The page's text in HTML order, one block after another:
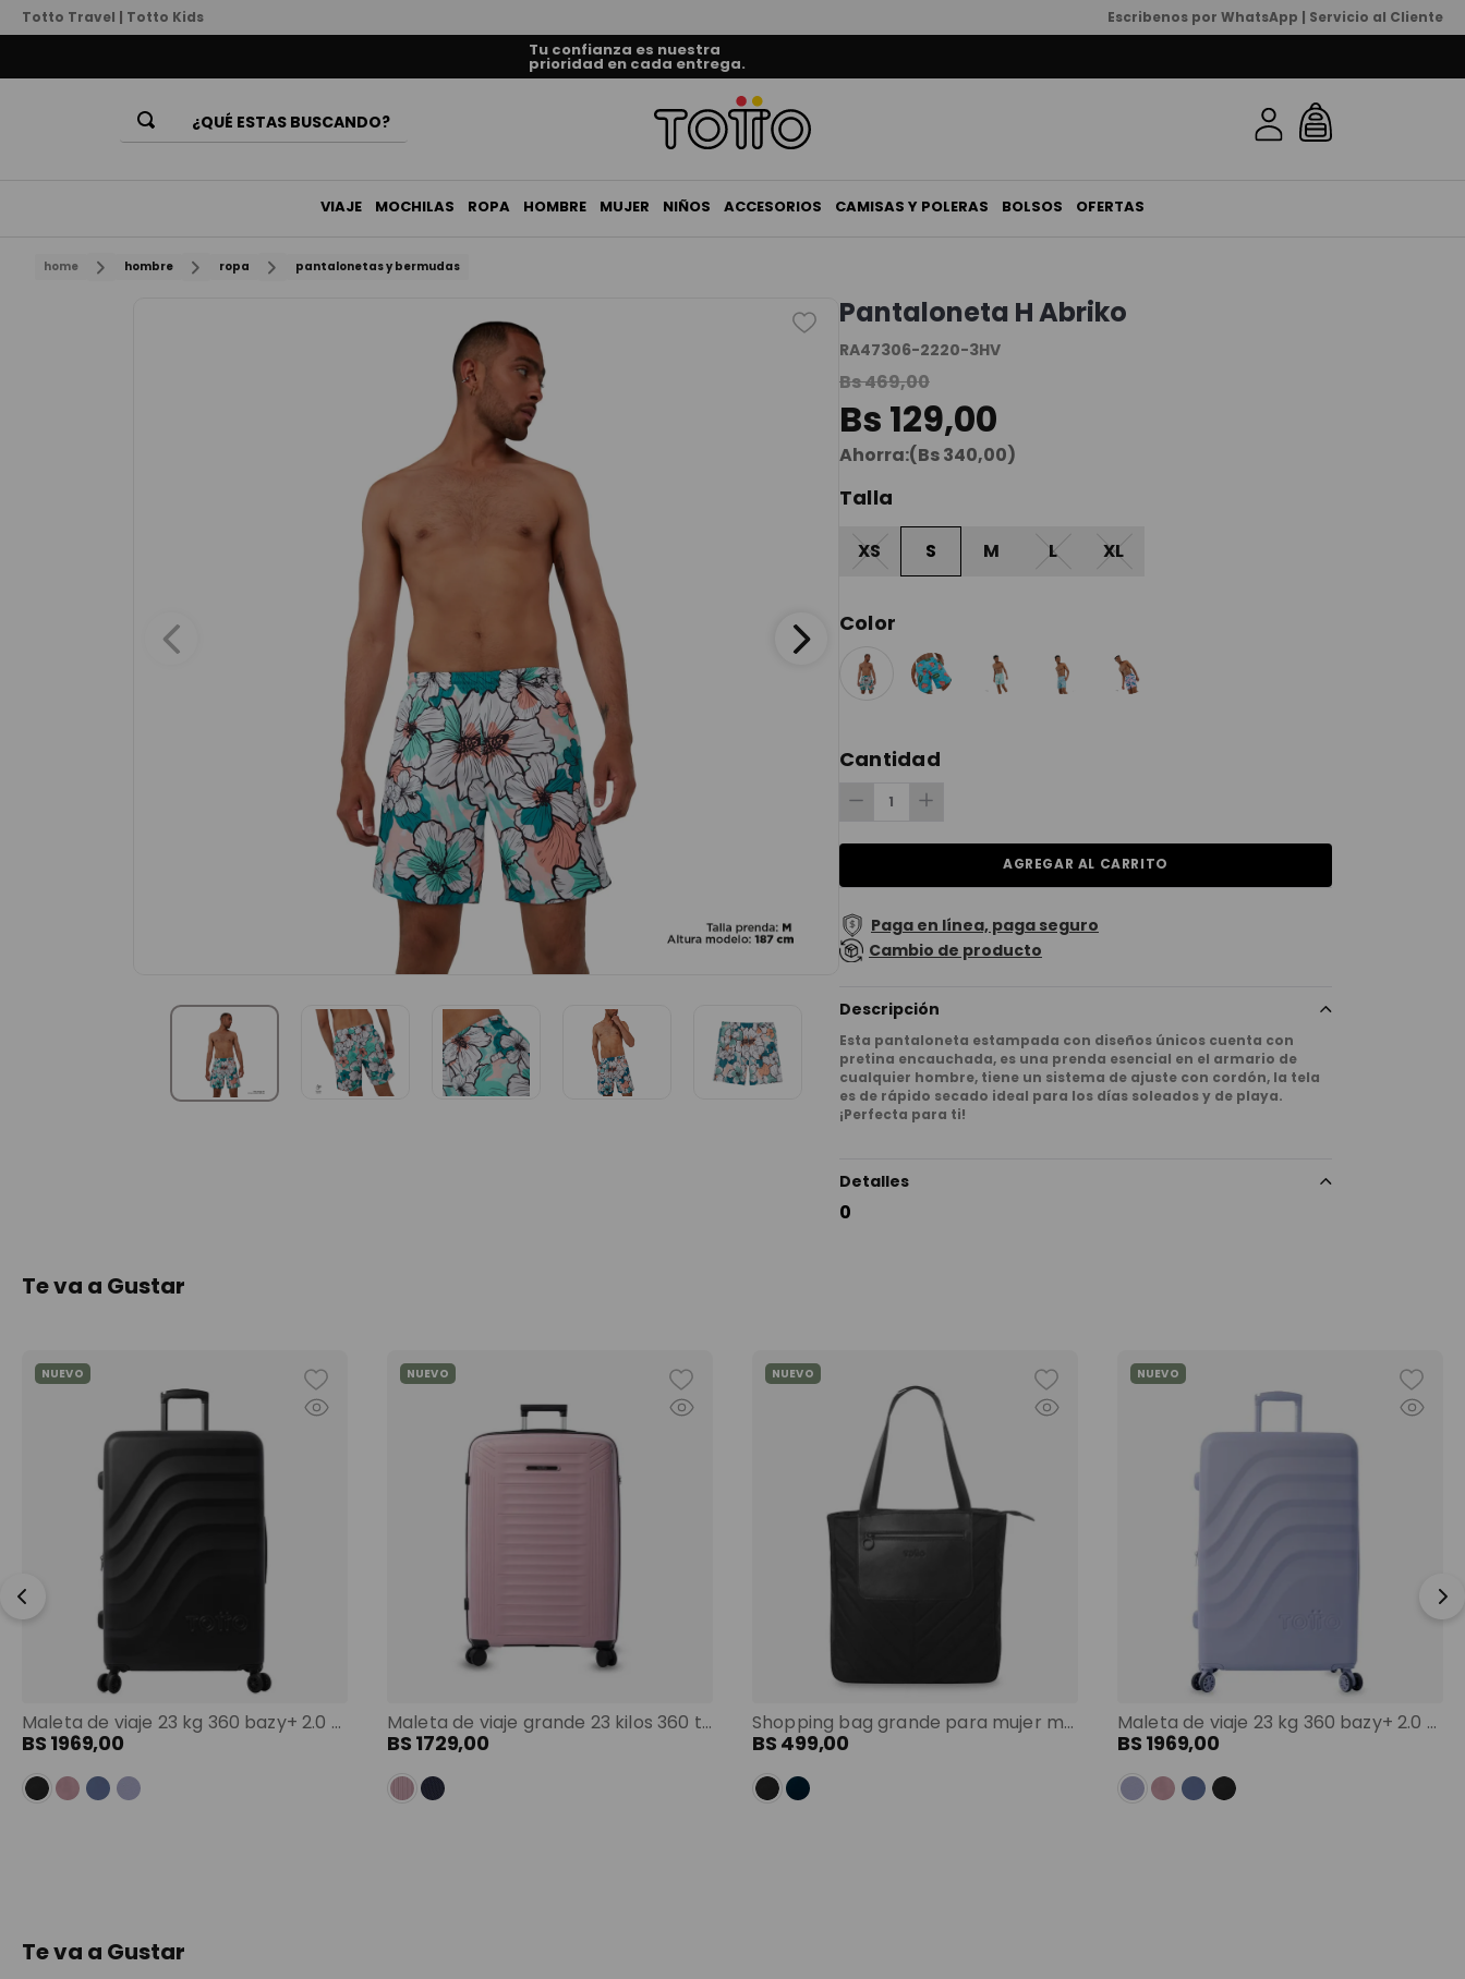
Totto Travel | Totto Kids Escribenos por WhatsApp | Servicio al Cliente
Tu confianza es nuestra
prioridad en cada entrega.
¿QUÉ ESTAS BUSCANDO?
VIAJE MOCHILAS ROPA HOMBRE MUJER NIÑOS ACCESORIOS CAMISAS Y POLERAS BOLSOS OFERTAS
home hombre ropa pantalonetas y bermudas
Pantaloneta H Abriko
RA47306-2220-3HV
Bs469,00
Bs 129,00
Ahorra:(Bs340,00)
Talla
XS S M L XL
Color
Cantidad
AGREGAR AL CARRITO
Paga en línea, paga seguro
Cambio de producto
Descripción
Esta pantaloneta estampada con diseños únicos cuenta con
pretina encauchada, es una prenda esencial en el armario de
cualquier hombre, tiene un sistema de ajuste con cordón, la tela
es de rápido secado ideal para los días soleados y de playa.
¡Perfecta para ti!
Detalles
0
Te va a Gustar
Maleta de viaje 23 kg 360 bazy+ 2.0 bodega negro color: negro
NUEVO
BS 1969,00
Maleta de viaje grande 23 kilos 360 trulli morado color: morado
NUEVO
BS 1729,00
Shopping bag grande para mujer malawi porta pc 13" negro color: negro
NUEVO
BS 499,00
Maleta de viaje 23 kg 360 bazy+ 2.0 bodega morado color: morado
NUEVO
BS 1969,00
Te va a Gustar
3.
lonchera